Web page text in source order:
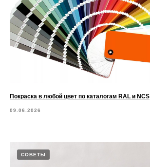
Покраска в любой цвет по каталогам RAL и NCS
09.06.2026
СОВЕТЫ